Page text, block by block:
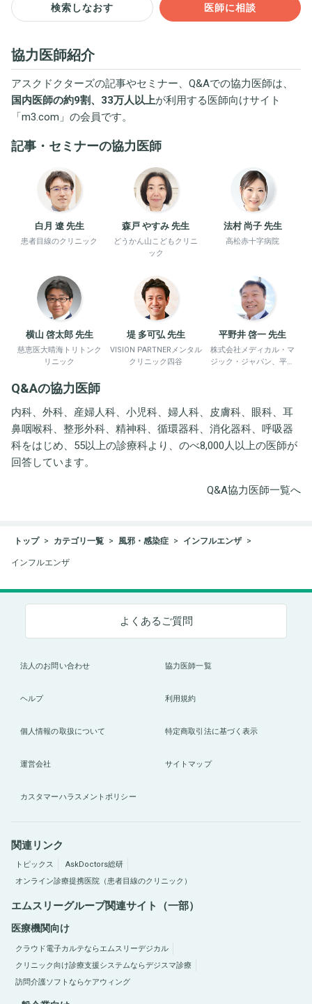
検索しなおす 医師に相談
協力医師紹介
アスクドクターズの記事やセミナー、Q&Aでの協力医師は、
国内医師の約9割、33万人以上が利用する医師向けサイト
「m3.com 」の会員です。
記事・セミナーの協力医師
白月 遼 先生
患者目線のクリニック
森戸 やすみ 先生
どうかん山こどもクリニ
ック
法村 尚子 先生
高松赤十字病院
横山 啓太郎 先生
慈恵医大晴海トリトンク
リニック
堤 多可弘 先生
VISION PARTNERメンタル
クリニック四谷
平野井 啓一 先生
株式会社メディカル・マ
ジック・ジャパン、平野
Q&Aの協力医師
内科、外科、産婦人科、小児科、婦人科、皮膚科、眼科、耳
鼻咽喉科、整形外科、精神科、循環器科、消化器科、呼吸器
科をはじめ、55以上の診療科より、のべ8,000人以上の医師が
回答しています。
Q&A協力医師一覧へ
トップ カテゴリ一覧 風邪・感染症 インフルエンザ
インフルエンザ
よくあるご質問
法人のお問い合わせ 協力医師一覧
ヘルプ 利用規約
個人情報の取扱について 特定商取引法に基づく表示
運営会社 サイトマップ
カスタマーハラスメントポリシー
関連リンク
トピックス
AskDoctors総研
オンライン診療提携医院（患者目線のクリニック）
エムスリーグループ関連サイト（一部）
医療機関向け
クラウド電子カルテならエムスリーデジカル
クリニック向け診療支援システムならデジスマ診療
訪問介護ソフトならケアウィング